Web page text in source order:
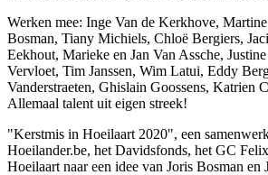
Werken mee: Inge Van de Kerkhove,
Bosman, Tiany Michiels, Chloë Bergiers,
Eekhout, Marieke en Jan Van Assche,
Vervloet, Tim Janssen, Wim Latui, Eddy
Vanderstraeten, Ghislain Goossens, Katrien
Allemaal talent uit eigen streek!
"Kerstmis in Hoeilaart 2020", een
Hoeilander.be, het Davidsfonds, het GC
Hoeilaart naar een idee van Joris Bosman en